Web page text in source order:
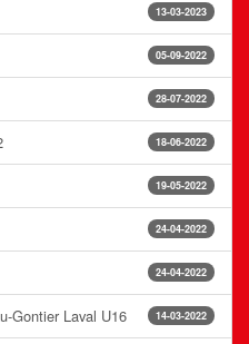
13-03-2023
05-09-2022
28-07-2022
18-06-2022
19-05-2022
24-04-2022
24-04-2022
14-03-2022
Gontier Laval U16